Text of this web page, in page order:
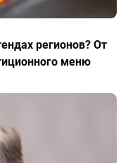
регионов? От
меню